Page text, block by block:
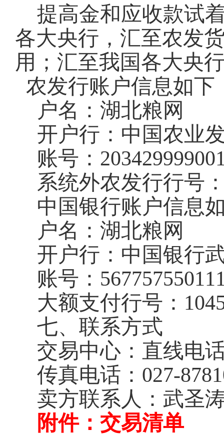
提高金和应收款试
各大央行，汇至农发
用；汇至我国各大央
农发行账户信息如下
户名：湖北粮网
开户行：中国农业
账号：
系统外农发行行号
中国银行账户信息
户名：湖北粮网
开户行：中国银行
账号：
大额支付行号：
七、联系方式
交易中心：直线电
传真电话： 027-
卖方联系人：武圣
附件：交易清单